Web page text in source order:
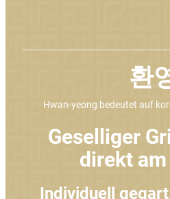
환
Hwan-yeong bedeutet auf
Geselliger
direkt
Individuell